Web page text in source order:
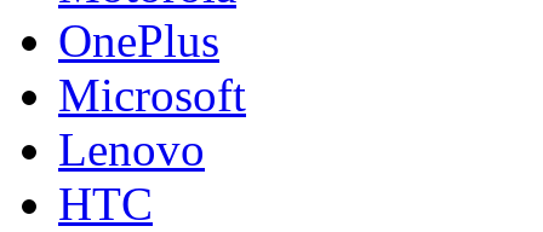
OnePlus
Microsoft
Lenovo
HTC